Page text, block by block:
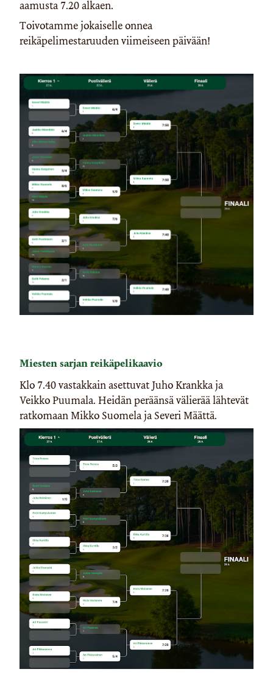
aamusta 7.20 alkaen.
Toivotamme jokaiselle onnea
reikäpelimestaruuden viimeiseen päivään!
Miesten sarjan reikäpelikaavio
Klo 7.40 vastakkain asettuvat Juho Krankka ja
Veikko Puumala. Heidän peräänsä välierää lähtevät
ratkomaan Mikko Suomela ja Severi Määttä.